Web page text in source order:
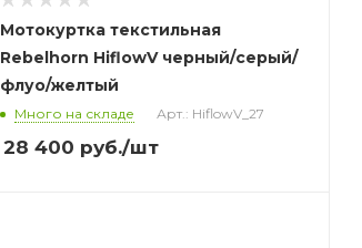
Мотокуртка текстильная
Rebelhorn HiflowV черный/серый/
флуо/желтый
Много на складе Арт.: HiflowV_27
28 400 руб./шт